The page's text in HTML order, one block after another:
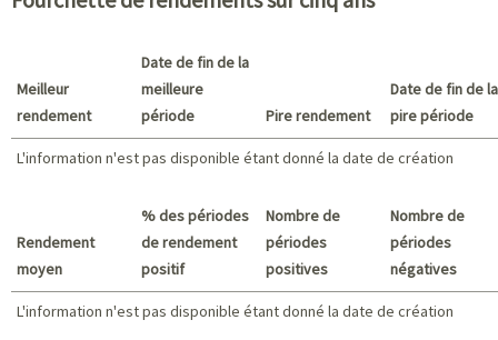
Meilleur
rendement
Date de fin de la
meilleure
période
Pire rendement
Date de fin de la
pire période
L'information n'est pas disponible étant donné la date de création
Rendement
moyen
% des périodes
de rendement
positif
Nombre de
périodes
positives
Nombre de
périodes
négatives
L'information n'est pas disponible étant donné la date de création
L'information n'est pas disponible étant donné la date de création